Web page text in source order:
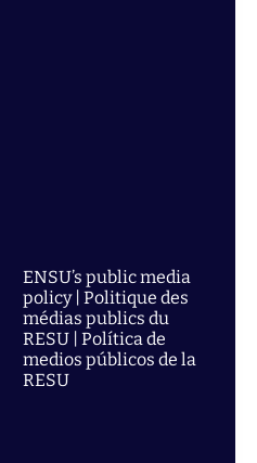
ENSU’s public media
policy | Politique des
médias publics du
RESU | Política de
medios públicos de la
RESU